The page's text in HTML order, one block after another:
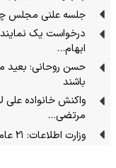
جلسه علنی مجلس
ابهام…
حسن روحانی: بعید
باشند
واکنش خانواده علی
مرتضی…
وزارت اطلاعات: ۲۱ عامل موساد در کرمان بازداشت شدند